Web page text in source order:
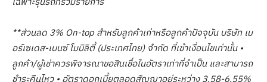
**ส่วนลด 3% On-top สำหรับลูกค้าเก่าหรือลูกค้าปัจจุบัน บริษัท เม
อร์เซเดส-เบนซ์ โมบิลิตี้ (ประเทศไทย) จำกัด ที่เข้าเงื่อนไขเท่านั้น•
ลูกค้า/ผู้เช่าควรพิจารณาขอสินเชื่อในอัตราเท่าที่จำเป็น และสามารถ